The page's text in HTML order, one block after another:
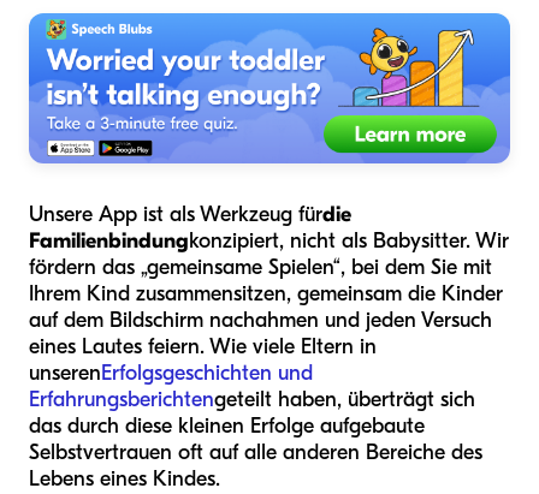
Unsere App ist als Werkzeug fürdie
Familienbindungkonzipiert, nicht als Babysitter. Wir
fördern das „gemeinsame Spielen“, bei dem Sie mit
Ihrem Kind zusammensitzen, gemeinsam die Kinder
auf dem Bildschirm nachahmen und jeden Versuch
eines Lautes feiern. Wie viele Eltern in
unserenErfolgsgeschichten und
Erfahrungsberichtengeteilt haben, überträgt sich
das durch diese kleinen Erfolge aufgebaute
Selbstvertrauen oft auf alle anderen Bereiche des
Lebens eines Kindes.